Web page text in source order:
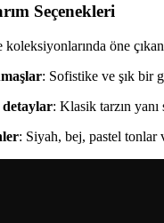
Seçenekleri
koleksiyonlarında öne
: Sofistike ve şık bir
: Klasik tarzın
: Siyah, bej, pastel tonlar